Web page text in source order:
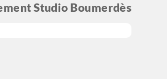
Studio Boumerdès